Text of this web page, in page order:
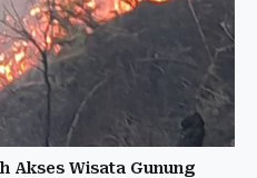
Akses Wisata Gunung